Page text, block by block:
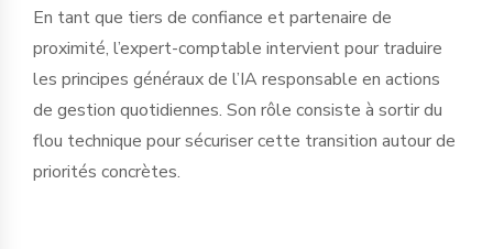
En tant que tiers de confiance et partenaire de
proximité, l’expert-comptable intervient pour traduire
les principes généraux de l’IA responsable en actions
de gestion quotidiennes. Son rôle consiste à sortir du
flou technique pour sécuriser cette transition autour de
priorités concrètes.